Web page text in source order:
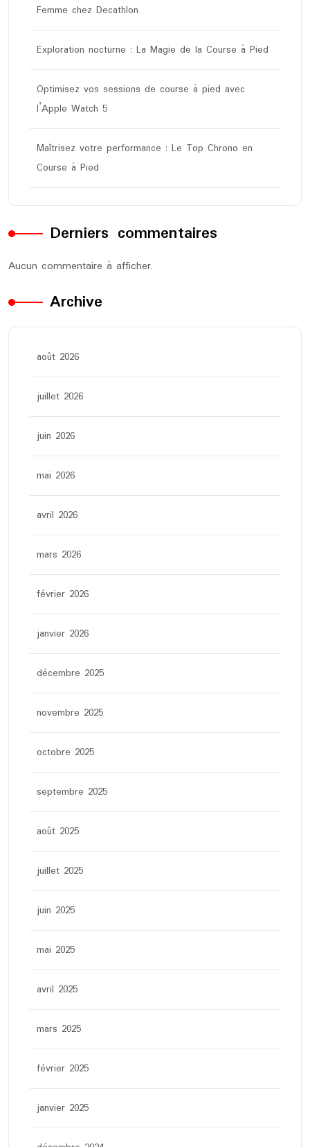
Femme chez Decathlon
Exploration nocturne : La Magie de la Course à Pied
Optimisez vos sessions de course à pied avec
l’Apple Watch 5
Maîtrisez votre performance : Le Top Chrono en
Course à Pied
Derniers commentaires
Aucun commentaire à afficher.
Archive
août 2026
juillet 2026
juin 2026
mai 2026
avril 2026
mars 2026
février 2026
janvier 2026
décembre 2025
novembre 2025
octobre 2025
septembre 2025
août 2025
juillet 2025
juin 2025
mai 2025
avril 2025
mars 2025
février 2025
janvier 2025